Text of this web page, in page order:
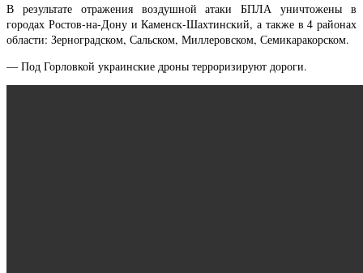
В результате отражения воздушной атаки БПЛА уничтожены в
городах Ростов-на-Дону и Каменск-Шахтинский, а также в 4 районах
области: Зерноградском, Сальском, Миллеровском, Семикаракорском.
— Под Горловкой украинские дроны терроризируют дороги.